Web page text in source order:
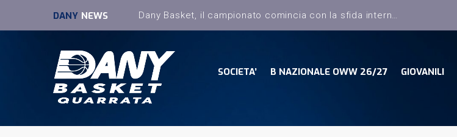
DANY NEWS Dany Basket, il campionato comincia con la sfida interna con la Pielle Livorno
SOCIETA’ B NAZIONALE OWW 26/27 GIOVANILI